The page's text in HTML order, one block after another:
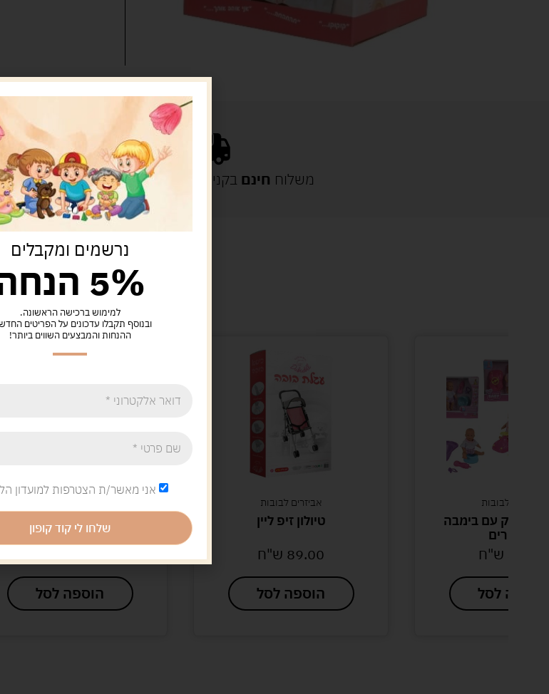
משלוח חינם בקנייה מעל 329 ש"ח
מוצרים
לבובות
עם בימבה
ש"ח
לסל
אביזרים לבובות
טיולון זיפ ליין
89.00 ש"ח
הוספה לסל
עגלת בובה שלושה גלגלים
עם מגש
הוספה לסל
נרשמים ומקבלים
5% הנחה
למימוש ברכישה הראשונה.
ובנוסף תקבלו עדכונים על הפריטים
ההנחות והמבצעים השווים ביותר!
אני מאשר/ת הצטרפות למועדון
שלחו לי קוד קופון